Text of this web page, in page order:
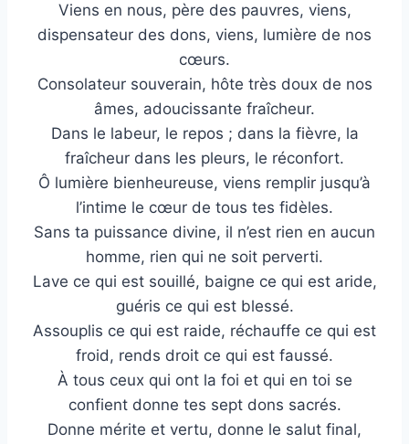
Viens en nous, père des pauvres, viens,
dispensateur des dons, viens, lumière de nos
cœurs.
Consolateur souverain, hôte très doux de nos
âmes, adoucissante fraîcheur.
Dans le labeur, le repos ; dans la fièvre, la
fraîcheur dans les pleurs, le réconfort.
Ô lumière bienheureuse, viens remplir jusqu’à
l’intime le cœur de tous tes fidèles.
Sans ta puissance divine, il n’est rien en aucun
homme, rien qui ne soit perverti.
Lave ce qui est souillé, baigne ce qui est aride,
guéris ce qui est blessé.
Assouplis ce qui est raide, réchauffe ce qui est
froid, rends droit ce qui est faussé.
À tous ceux qui ont la foi et qui en toi se
confient donne tes sept dons sacrés.
Donne mérite et vertu, donne le salut final,